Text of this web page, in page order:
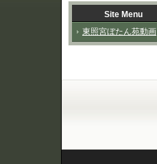
Site Menu
東照宮ぼたん苑動画